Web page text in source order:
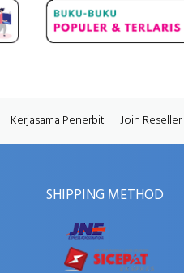
Kerjasama Penerbit Join Reseller
SHIPPING METHOD